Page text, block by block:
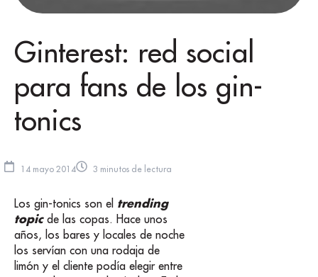
Ginterest: red social
para fans de los gin-
tonics
14 mayo 2014 3 minutos de lectura
Los gin-tonics son el trending
topicde las copas. Hace unos
años, los bares y locales de noche
los servían con una rodaja de
limón y el cliente podía elegir entre